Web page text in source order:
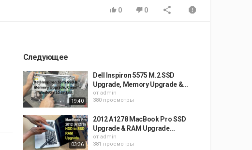
0 0
Следующее
19:40
Dell Inspiron 5575 M.2 SSD
Upgrade, Memory Upgrade &...
от admin
380 просмотры
03:36
2012 A1278 MacBook Pro SSD
Upgrade & RAM Upgrade...
от admin
381 просмотры